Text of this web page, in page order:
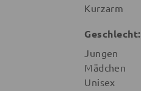
Kurzarm
Geschlecht:
Jungen
Mädchen
Unisex